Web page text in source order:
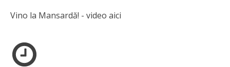
Vino la Mansardă! - video aici